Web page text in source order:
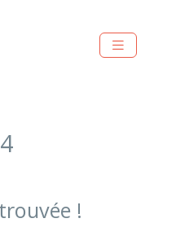
!